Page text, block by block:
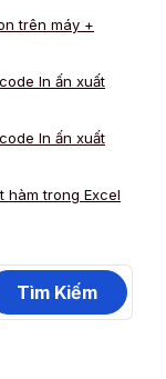
trên máy +
In ấn xuất
In ấn xuất
hàm trong Excel